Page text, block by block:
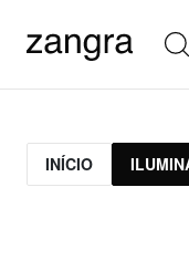
INÍCIO